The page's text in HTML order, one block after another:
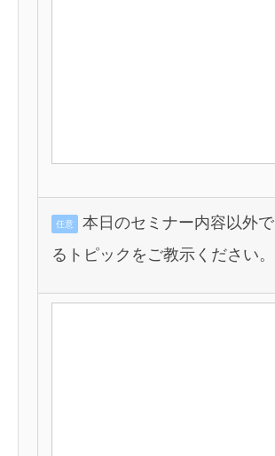
任意
本日のセミナー内容以外
るトピックをご教示ください。